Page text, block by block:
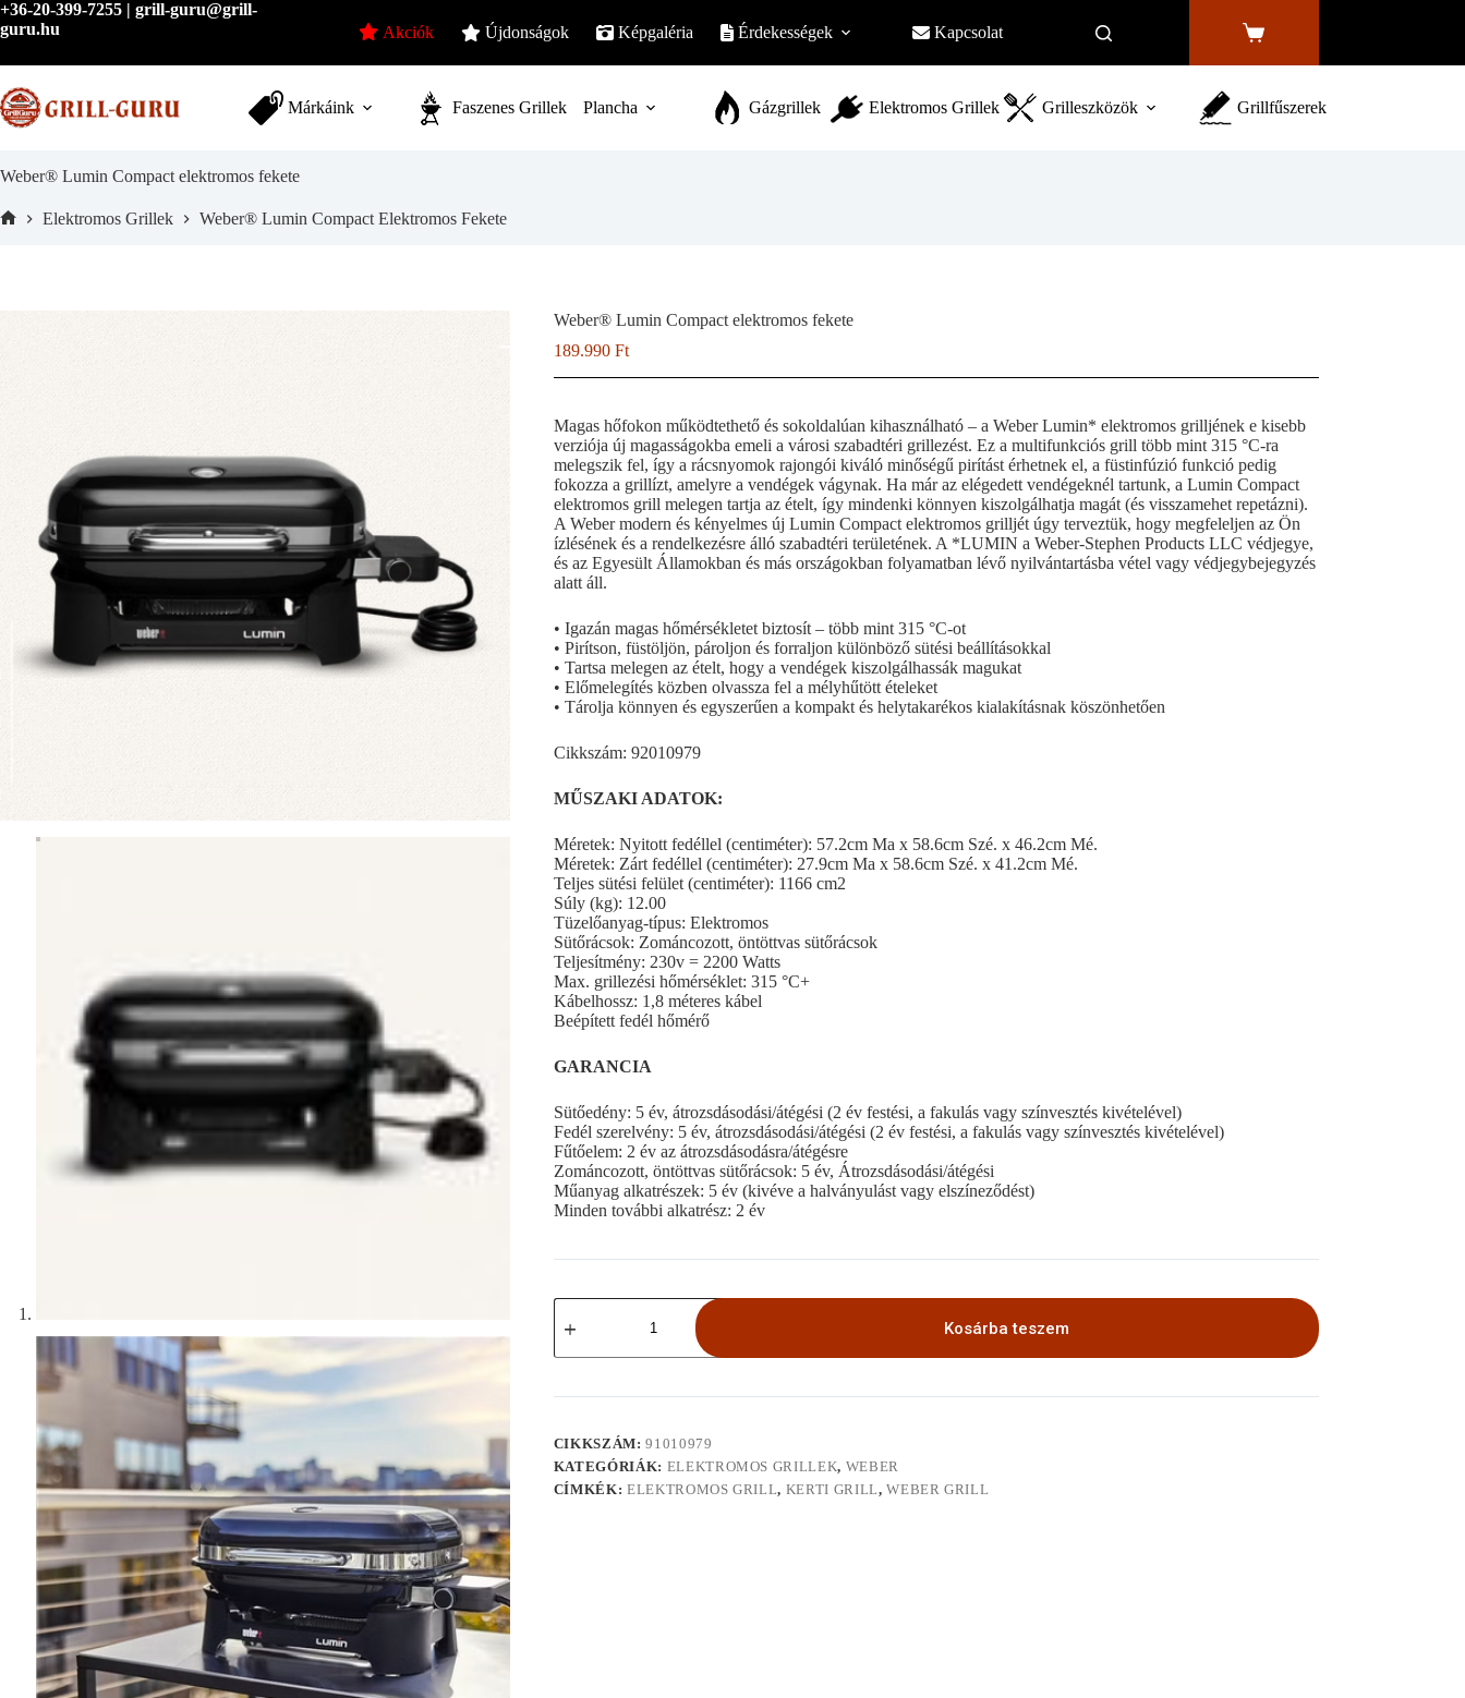
Skip
to
+36-20-399-7255 | grill-guru@grill-
guru.hu
Akciók Újdonságok Képgaléria Érdekességek Kapcsolat
Shopping
Márkáink Faszenes Grillek Plancha Gázgrillek Elektromos Grillek Grilleszközök Grillfűszerek
Weber® Lumin Compact elektromos fekete
Elektromos Grillek Weber® Lumin Compact Elektromos Fekete
Weber® Lumin Compact elektromos fekete
189.990 Ft
Magas hőfokon működtethető és sokoldalúan kihasználható – a Weber Lumin* elektromos grilljének e kisebb
verziója új magasságokba emeli a városi szabadtéri grillezést. Ez a multifunkciós grill több mint 315 °C-ra
melegszik fel, így a rácsnyomok rajongói kiváló minőségű pirítást érhetnek el, a füstinfúzió funkció pedig
fokozza a grillízt, amelyre a vendégek vágynak. Ha már az elégedett vendégeknél tartunk, a Lumin Compact
elektromos grill melegen tartja az ételt, így mindenki könnyen kiszolgálhatja magát (és visszamehet repetázni).
A Weber modern és kényelmes új Lumin Compact elektromos grilljét úgy terveztük, hogy megfeleljen az Ön
ízlésének és a rendelkezésre álló szabadtéri területének. A *LUMIN a Weber-Stephen Products LLC védjegye,
és az Egyesült Államokban és más országokban folyamatban lévő nyilvántartásba vétel vagy védjegybejegyzés
alatt áll.
• Igazán magas hőmérsékletet biztosít – több mint 315 °C-ot
• Pirítson, füstöljön, pároljon és forraljon különböző sütési beállításokkal
• Tartsa melegen az ételt, hogy a vendégek kiszolgálhassák magukat
• Előmelegítés közben olvassza fel a mélyhűtött ételeket
• Tárolja könnyen és egyszerűen a kompakt és helytakarékos kialakításnak köszönhetően
Cikkszám: 92010979
MŰSZAKI ADATOK:
Méretek: Nyitott fedéllel (centiméter): 57.2cm Ma x 58.6cm Szé. x 46.2cm Mé.
Méretek: Zárt fedéllel (centiméter): 27.9cm Ma x 58.6cm Szé. x 41.2cm Mé.
Teljes sütési felület (centiméter): 1166 cm2
Súly (kg): 12.00
Tüzelőanyag-típus: Elektromos
Sütőrácsok: Zománcozott, öntöttvas sütőrácsok
Teljesítmény: 230v = 2200 Watts
Max. grillezési hőmérséklet: 315 °C+
Kábelhossz: 1,8 méteres kábel
Beépített fedél hőmérő
GARANCIA
Sütőedény: 5 év, átrozsdásodási/átégési (2 év festési, a fakulás vagy színvesztés kivételével)
Fedél szerelvény: 5 év, átrozsdásodási/átégési (2 év festési, a fakulás vagy színvesztés kivételével)
Fűtőelem: 2 év az átrozsdásodásra/átégésre
Zománcozott, öntöttvas sütőrácsok: 5 év, Átrozsdásodási/átégési
Műanyag alkatrészek: 5 év (kivéve a halványulást vagy elszíneződést)
Minden további alkatrész: 2 év
Weber®
Lumin
elektromos
mennyiség
Kosárba teszem
CIKKSZÁM:91010979
KATEGÓRIÁK: ELEKTROMOS GRILLEK, WEBER
CÍMKÉK:ELEKTROMOS GRILL, KERTI GRILL,WEBER GRILL